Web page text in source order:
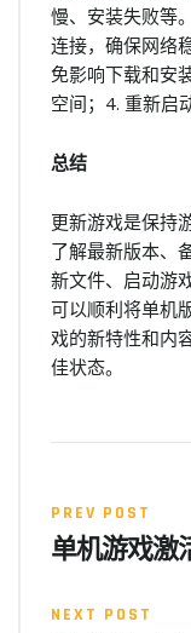
慢、安装失败等
连接，确保网络
免影响下载和安
空间；4. 重新启
总结
更新游戏是保持
了解最新版本、
新文件、启动游
可以顺利将单机
戏的新特性和内
佳状态。
PREV POST
单机游戏激
NEXT POST